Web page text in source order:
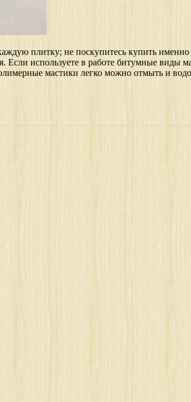
плитку; не поскупитесь купить
используете в работе битумные виды
мастики легко можно отмыть и